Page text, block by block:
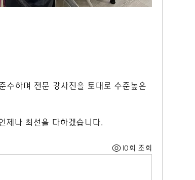
수하며 전문 강사진을 토대로 수준높은
제나 최선을 다하겠습니다.
10회 조회